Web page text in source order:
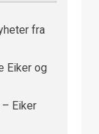
fra
Eiker og
Eiker